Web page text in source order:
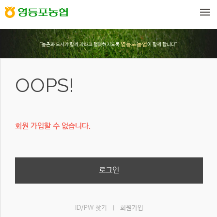
"농촌과 도시가 함께 자라고 행복해지도록영등포농협이 함께 합니다"
OOPS!
회원 가입할 수 없습니다.
로그인
ID/PW 찾기 회원가입